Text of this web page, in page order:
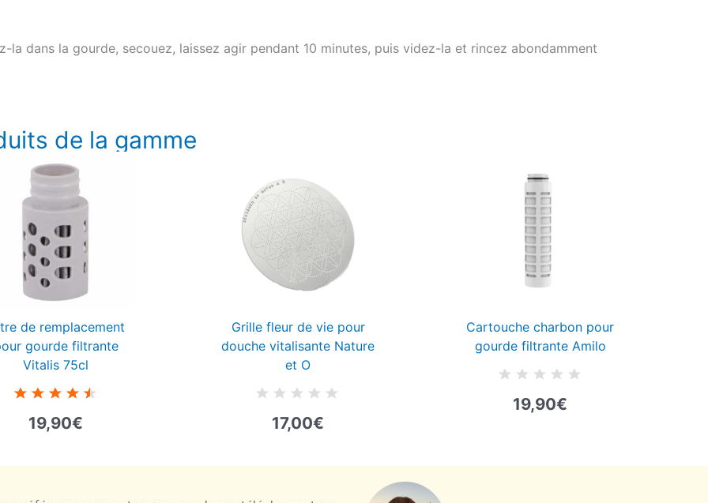
la dans la gourde, secouez, laissez agir pendant 10 minutes, puis videz-la et rincez abondamment
de la gamme
de remplacement
gourde filtrante
Vitalis 75cl
19,90€
Grille fleur de vie pour
douche vitalisante Nature
et O
17,00€
Cartouche charbon pour
gourde filtrante Amilo
19,90€